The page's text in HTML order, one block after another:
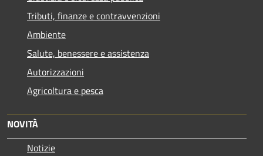
Tributi, finanze e contravvenzioni
Ambiente
Salute, benessere e assistenza
Autorizzazioni
Agricoltura e pesca
NOVITÀ
Notizie